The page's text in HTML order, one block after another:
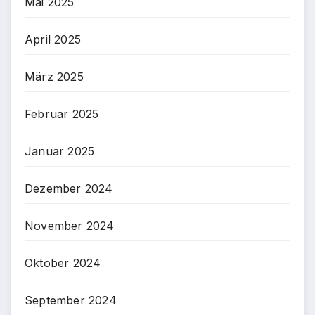
April 2025
März 2025
Februar 2025
Januar 2025
Dezember 2024
November 2024
Oktober 2024
September 2024